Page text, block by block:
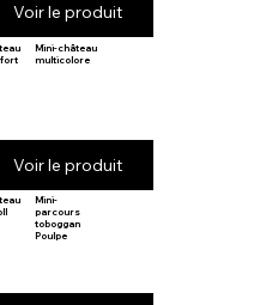
Voir le produit
fort
Mini-château
multicolore
Voir le produit
Mini-
parcours
toboggan
Poulpe